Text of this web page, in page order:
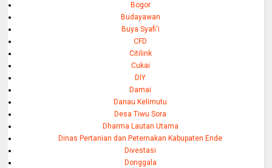
Bogor
Budayawan
Buya Syafi'i
CFD
Citilink
Cukai
DIY
Damai
Danau Kelimutu
Desa Tiwu Sora
Dharma Lautan Utama
Dinas Pertanian dan Peternakan Kabupaten Ende
Divestasi
Donggala